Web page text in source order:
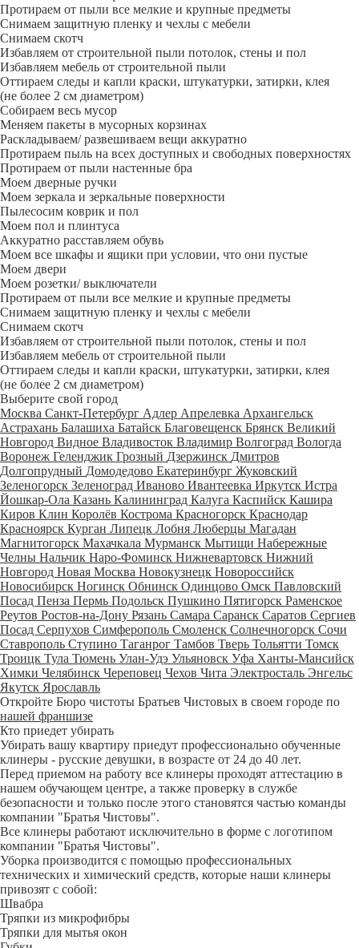
Протираем от пыли все мелкие и крупные предметы
Снимаем защитную пленку и чехлы с мебели
Снимаем скотч
Избавляем от строительной пыли потолок, стены и пол
Избавляем мебель от строительной пыли
Оттираем следы и капли краски, штукатурки, затирки, клея
(не более 2 см диаметром)
Собираем весь мусор
Меняем пакеты в мусорных корзинах
Раскладываем/ развешиваем вещи аккуратно
Протираем пыль на всех доступных и свободных поверхностях
Протираем от пыли настенные бра
Моем дверные ручки
Моем зеркала и зеркальные поверхности
Пылесосим коврик и пол
Моем пол и плинтуса
Аккуратно расставляем обувь
Моем все шкафы и ящики при условии, что они пустые
Моем двери
Моем розетки/ выключатели
Протираем от пыли все мелкие и крупные предметы
Снимаем защитную пленку и чехлы с мебели
Снимаем скотч
Избавляем от строительной пыли потолок, стены и пол
Избавляем мебель от строительной пыли
Оттираем следы и капли краски, штукатурки, затирки, клея
(не более 2 см диаметром)
Выберите свой город
Москва Санкт-Петербург Адлер Апрелевка Архангельск
Астрахань Балашиха Батайск Благовещенск Брянск Великий
Новгород Видное Владивосток Владимир Волгоград Вологда
Воронеж Геленджик Грозный Дзержинск Дмитров
Долгопрудный Домодедово Екатеринбург Жуковский
Зеленогорск Зеленоград Иваново Ивантеевка Иркутск Истра
Йошкар-Ола Казань Калининград Калуга Каспийск Кашира
Киров Клин Королёв Кострома Красногорск Краснодар
Красноярск Курган Липецк Лобня Люберцы Магадан
Магнитогорск Махачкала Мурманск Мытищи Набережные
Челны Нальчик Наро-Фоминск Нижневартовск Нижний
Новгород Новая Москва Новокузнецк Новороссийск
Новосибирск Ногинск Обнинск Одинцово Омск Павловский
Посад Пенза Пермь Подольск Пушкино Пятигорск Раменское
Реутов Ростов-на-Дону Рязань Самара Саранск Саратов Сергиев
Посад Серпухов Симферополь Смоленск Солнечногорск Сочи
Ставрополь Ступино Таганрог Тамбов Тверь Тольятти Томск
Троицк Тула Тюмень Улан-Удэ Ульяновск Уфа Ханты-Мансийск
Химки Челябинск Череповец Чехов Чита Электросталь Энгельс
Якутск Ярославль
Откройте Бюро чистоты Братьев Чистовых в своем городе по
нашей франшизе
Кто приедет убирать
Убирать вашу квартиру приедут профессионально обученные
клинеры - русские девушки, в возрасте от 24 до 40 лет.
Перед приемом на работу все клинеры проходят аттестацию в
нашем обучающем центре, а также проверку в службе
безопасности и только после этого становятся частью команды
компании "Братья Чистовы".
Все клинеры работают исключительно в форме с логотипом
компании "Братья Чистовы".
Уборка производится с помощью профессиональных
технических и химический средств, которые наши клинеры
привозят с собой:
Швабра
Тряпки из микрофибры
Тряпки для мытья окон